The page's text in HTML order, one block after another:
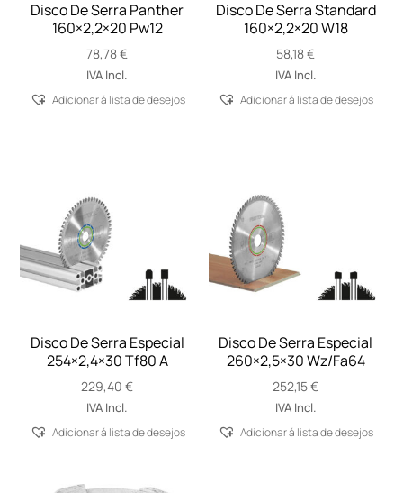
Disco De Serra Panther
160×2,2×20 Pw12
78,78€
IVA Incl.
Adicionar á lista de desejos
Disco De Serra Standard
160×2,2×20 W18
58,18€
IVA Incl.
Adicionar á lista de desejos
Disco De Serra Especial
254×2,4×30 Tf80 A
229,40€
IVA Incl.
Adicionar á lista de desejos
Disco De Serra Especial
260×2,5×30 Wz/Fa64
252,15€
IVA Incl.
Adicionar á lista de desejos